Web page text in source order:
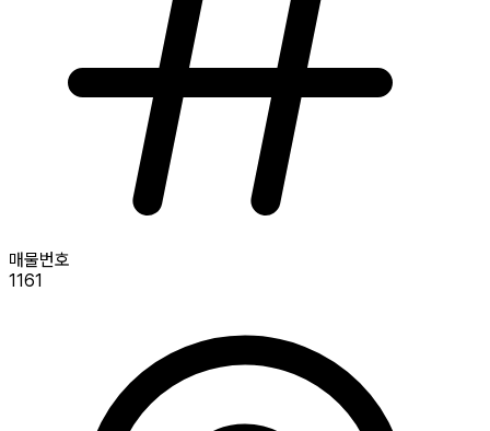
매물번호
1161